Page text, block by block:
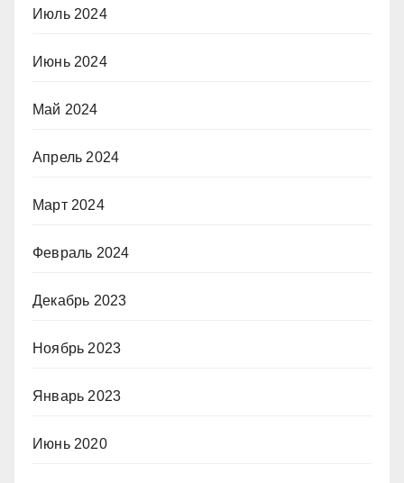
Июль 2024
Июнь 2024
Май 2024
Апрель 2024
Март 2024
Февраль 2024
Декабрь 2023
Ноябрь 2023
Январь 2023
Июнь 2020